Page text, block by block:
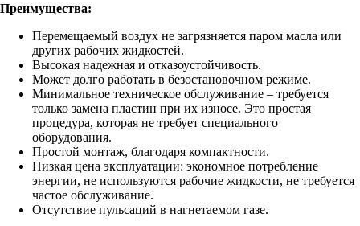
Преимущества:
Перемещаемый воздух не загрязняется паром масла или
других рабочих жидкостей.
Высокая надежная и отказоустойчивость.
Может долго работать в безостановочном режиме.
Минимальное техническое обслуживание – требуется
только замена пластин при их износе. Это простая
процедура, которая не требует специального
оборудования.
Простой монтаж, благодаря компактности.
Низкая цена эксплуатации: экономное потребление
энергии, не используются рабочие жидкости, не требуется
частое обслуживание.
Отсутствие пульсаций в нагнетаемом газе.